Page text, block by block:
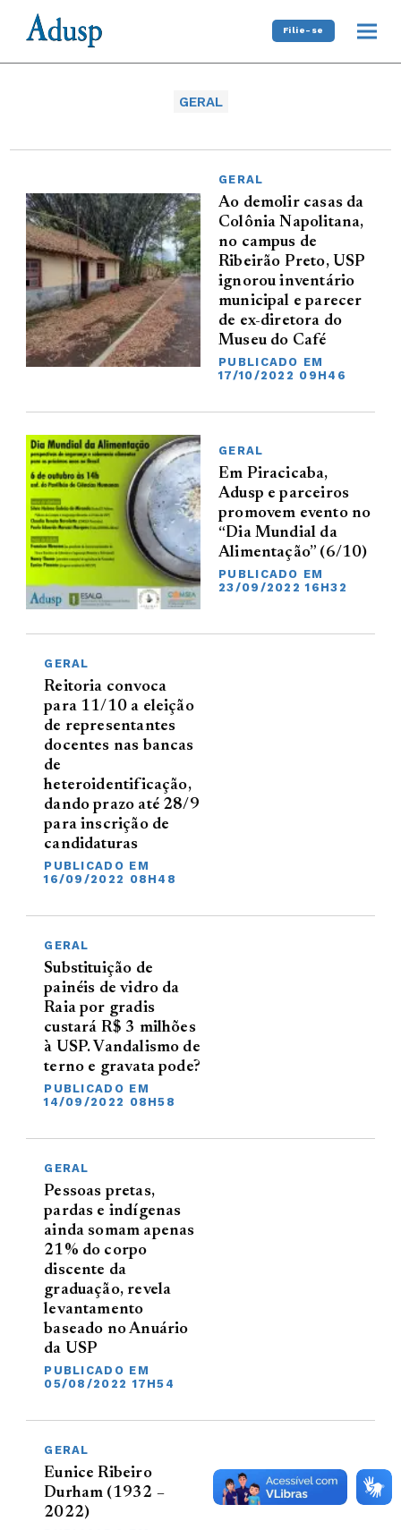
Filie-se
GERAL
GERAL
Ao demolir casas da
Colônia Napolitana,
no campus de
Ribeirão Preto, USP
ignorou inventário
municipal e parecer
de ex-diretora do
Museu do Café
PUBLICADO EM
17/10/2022 09H46
GERAL
Em Piracicaba,
Adusp e parceiros
promovem evento no
“Dia Mundial da
Alimentação” (6/10)
PUBLICADO EM
23/09/2022 16H32
GERAL
Reitoria convoca
para 11/10 a eleição
de representantes
docentes nas bancas
de
heteroidentificação,
dando prazo até 28/9
para inscrição de
candidaturas
PUBLICADO EM
16/09/2022 08H48
GERAL
Substituição de
painéis de vidro da
Raia por gradis
custará R$ 3 milhões
à USP. Vandalismo de
terno e gravata pode?
PUBLICADO EM
14/09/2022 08H58
GERAL
Pessoas pretas,
pardas e indígenas
ainda somam apenas
21% do corpo
discente da
graduação, revela
levantamento
baseado no Anuário
da USP
PUBLICADO EM
05/08/2022 17H54
GERAL
Eunice Ribeiro
Durham (1932 –
2022)